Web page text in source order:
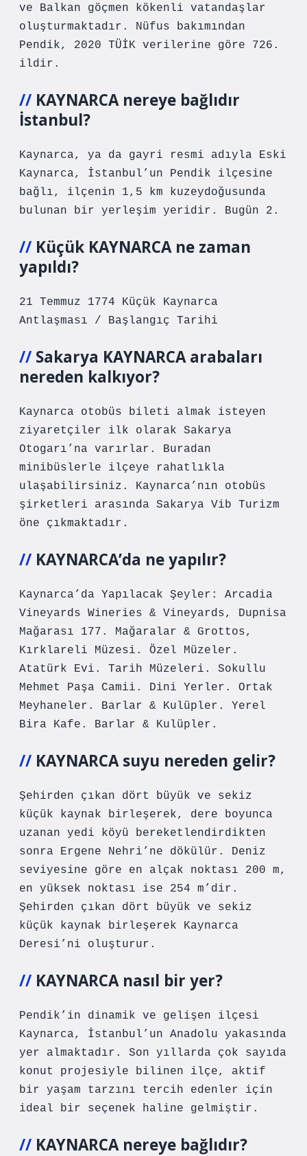
ve Balkan göçmen kökenli vatandaşlar
oluşturmaktadır. Nüfus bakımından
Pendik, 2020 TÜİK verilerine göre 726.
ildir.
KAYNARCA nereye bağlıdır
İstanbul?
Kaynarca, ya da gayri resmi adıyla Eski
Kaynarca, İstanbul’un Pendik ilçesine
bağlı, ilçenin 1,5 km kuzeydoğusunda
bulunan bir yerleşim yeridir. Bugün 2.
Küçük KAYNARCA ne zaman
yapıldı?
21 Temmuz 1774 Küçük Kaynarca
Antlaşması / Başlangıç ​​Tarihi
Sakarya KAYNARCA arabaları
nereden kalkıyor?
Kaynarca otobüs bileti almak isteyen
ziyaretçiler ilk olarak Sakarya
Otogarı’na varırlar. Buradan
minibüslerle ilçeye rahatlıkla
ulaşabilirsiniz. Kaynarca’nın otobüs
şirketleri arasında Sakarya Vib Turizm
öne çıkmaktadır.
KAYNARCA’da ne yapılır?
Kaynarca’da Yapılacak Şeyler: Arcadia
Vineyards Wineries & Vineyards, Dupnisa
Mağarası 177. Mağaralar & Grottos,
Kırklareli Müzesi. Özel Müzeler.
Atatürk Evi. Tarih Müzeleri. Sokullu
Mehmet Paşa Camii. Dini Yerler. Ortak
Meyhaneler. Barlar & Kulüpler. Yerel
Bira Kafe. Barlar & Kulüpler.
KAYNARCA suyu nereden gelir?
Şehirden çıkan dört büyük ve sekiz
küçük kaynak birleşerek, dere boyunca
uzanan yedi köyü bereketlendirdikten
sonra Ergene Nehri’ne dökülür. Deniz
seviyesine göre en alçak noktası 200 m,
en yüksek noktası ise 254 m’dir.
Şehirden çıkan dört büyük ve sekiz
küçük kaynak birleşerek Kaynarca
Deresi’ni oluşturur.
KAYNARCA nasıl bir yer?
Pendik’in dinamik ve gelişen ilçesi
Kaynarca, İstanbul’un Anadolu yakasında
yer almaktadır. Son yıllarda çok sayıda
konut projesiyle bilinen ilçe, aktif
bir yaşam tarzını tercih edenler için
ideal bir seçenek haline gelmiştir.
KAYNARCA nereye bağlıdır?